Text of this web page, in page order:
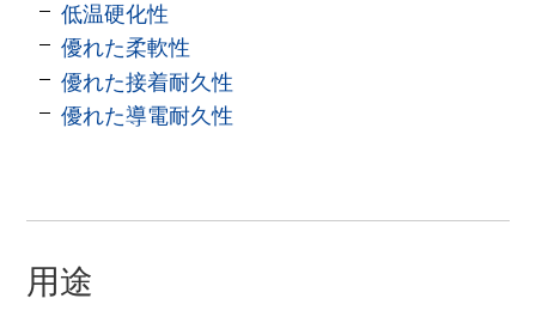
低温硬化性
優れた柔軟性
優れた接着耐久性
優れた導電耐久性
用途